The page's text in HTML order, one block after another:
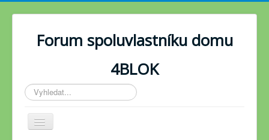
Forum spoluvlastníku domu
4BLOK
Vyhledávání...
Toggle
Navigation